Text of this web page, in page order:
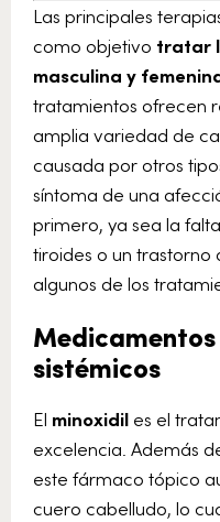
Las principales
como objetivo tratar
masculina y
tratamientos ofrecen
amplia variedad de
causada por otros
síntoma de una
primero, ya sea la
tiroides o un trastorno
algunos de los
sistémicos
El minoxidil es el
excelencia. Además
este fármaco tópico
cuero cabelludo, lo